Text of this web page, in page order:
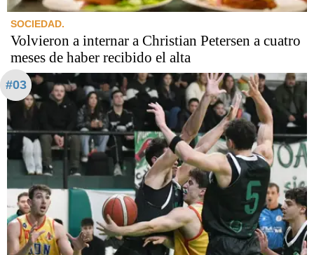
SOCIEDAD.
Volvieron a internar a Christian Petersen a cuatro
meses de haber recibido el alta
#03